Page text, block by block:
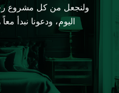
ولنجعل من كل مشروع رحلة
اليوم، ودعونا نبدأ